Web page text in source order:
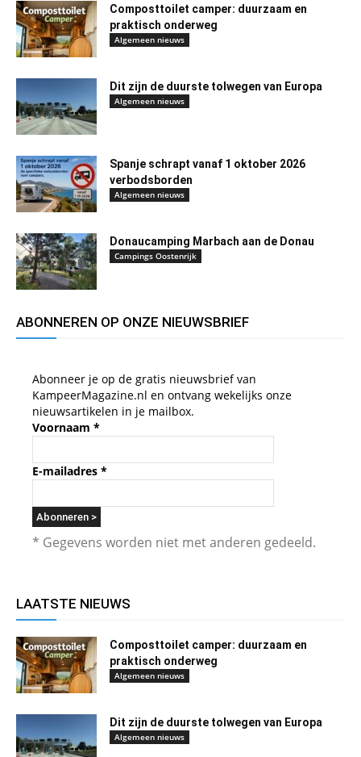
Composttoilet camper: duurzaam en
praktisch onderweg
Algemeen nieuws
Dit zijn de duurste tolwegen van Europa
Algemeen nieuws
Spanje schrapt vanaf 1 oktober 2026
verbodsborden
Algemeen nieuws
Donaucamping Marbach aan de Donau
Campings Oostenrijk
ABONNEREN OP ONZE NIEUWSBRIEF
Abonneer je op de gratis nieuwsbrief van
KampeerMagazine.nl en ontvang wekelijks onze
nieuwsartikelen in je mailbox.
Voornaam *
E-mailadres *
* Gegevens worden niet met anderen gedeeld.
LAATSTE NIEUWS
Composttoilet camper: duurzaam en
praktisch onderweg
Algemeen nieuws
Dit zijn de duurste tolwegen van Europa
Algemeen nieuws